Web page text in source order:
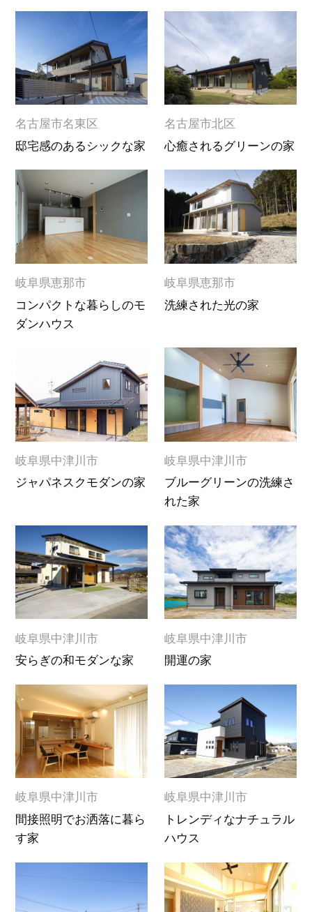
名古屋市名東区
邸宅感のあるシックな家
名古屋市北区
心癒されるグリーンの家
岐阜県恵那市
コンパクトな暮らしのモ
ダンハウス
岐阜県恵那市
洗練された光の家
岐阜県中津川市
ジャパネスクモダンの家
岐阜県中津川市
ブルーグリーンの洗練さ
れた家
岐阜県中津川市
安らぎの和モダンな家
岐阜県中津川市
開運の家
岐阜県中津川市
間接照明でお洒落に暮ら
す家
岐阜県中津川市
トレンディなナチュラル
ハウス